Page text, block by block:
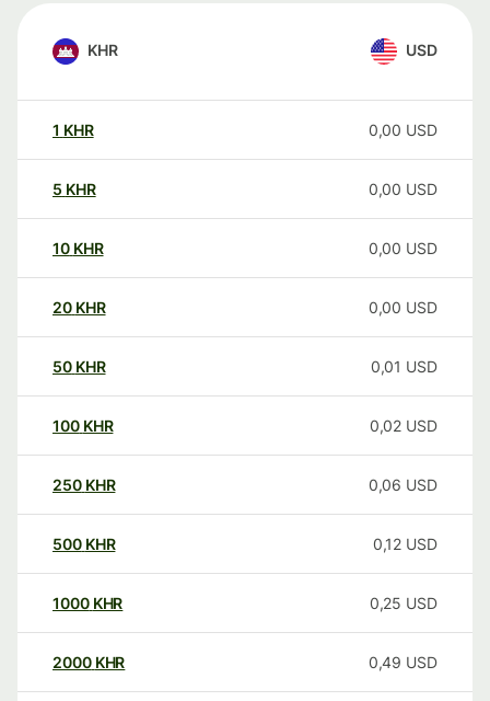
KHR USD
1 KHR 0,00 USD
5 KHR 0,00 USD
10 KHR 0,00 USD
20 KHR 0,00 USD
50 KHR 0,01 USD
100 KHR 0,02 USD
250 KHR 0,06 USD
500 KHR 0,12 USD
1000 KHR 0,25 USD
2000 KHR 0,49 USD